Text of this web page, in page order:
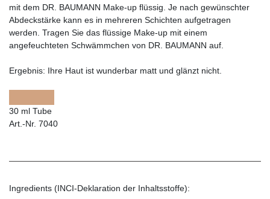
mit dem DR. BAUMANN Make-up flüssig. Je nach gewünschter
Abdeckstärke kann es in mehreren Schichten aufgetragen
werden. Tragen Sie das flüssige Make-up mit einem
angefeuchteten Schwämmchen von DR. BAUMANN auf.
Ergebnis: Ihre Haut ist wunderbar matt und glänzt nicht.
30 ml Tube
Art.-Nr. 7040
Ingredients (INCI-Deklaration der Inhaltsstoffe):